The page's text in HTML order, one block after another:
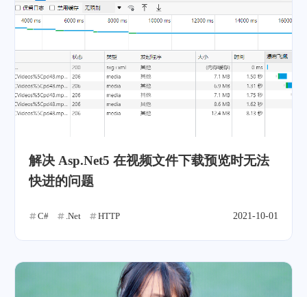
解决 Asp.Net5 在视频文件下载预览时无法
快进的问题
C# .Net HTTP 2021-10-01